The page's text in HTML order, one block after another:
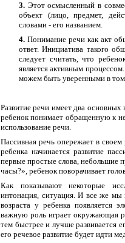
3. Этот осмысленный в
объект (лицо, предмет,
словами - его названием.
4. Понимание речи как акт
ответ. Инициатива такого
следует считать, что
является активным
можем быть уверенными в
Развитие речи имеет два основных
ребенок понимает обращенную к
использование речи.
Пассивная речь опережает в
ребенка начинается развитие
первые простые слова, небольшие
часы?», ребенок поворачивает
Как показывают некоторые
интонация, ситуация. И все же мы
возраста у ребенка появляется
важную роль играет окружающая
тем быстрее и лучше развивается
его речевое развитие будет идти